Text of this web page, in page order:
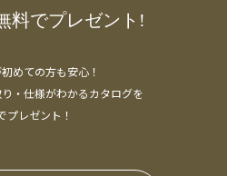
料でプレゼント!
めての方も安心！
・仕様がわかるカタログを
プレゼント！